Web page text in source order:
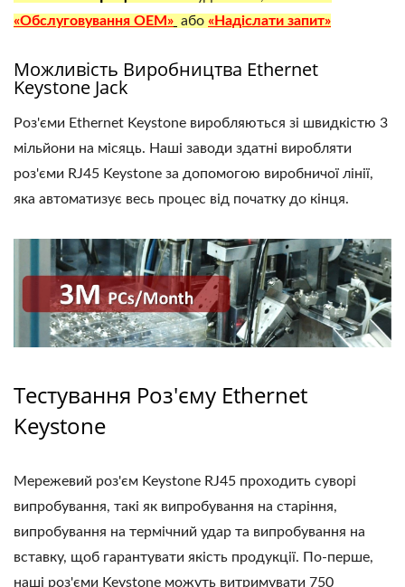
«Обслуговування OEM» або «Надіслати запит»
Можливість Виробництва Ethernet
Keystone Jack
Роз'єми Ethernet Keystone виробляються зі швидкістю 3
мільйони на місяць. Наші заводи здатні виробляти
роз'єми RJ45 Keystone за допомогою виробничої лінії,
яка автоматизує весь процес від початку до кінця.
Тестування Роз'єму Ethernet
Keystone
Мережевий роз'єм Keystone RJ45 проходить суворі
випробування, такі як випробування на старіння,
випробування на термічний удар та випробування на
вставку, щоб гарантувати якість продукції. По-перше,
наші роз'єми Keystone можуть витримувати 750